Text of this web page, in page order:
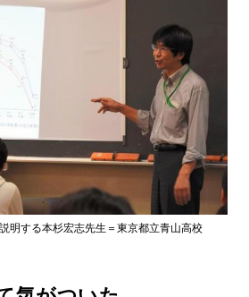
明する本杉宏志先生＝東京都立青山高校